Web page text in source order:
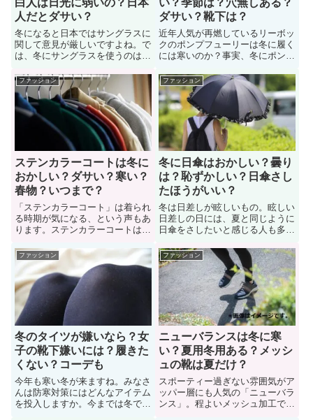
人だとダサい？
冬になると日本ではサングラスに
関して意見が厳しいですよね。で
は、冬にサングラスを使うのは海
ではサングラスは季節関係なくか
けられているイメージがあり、海
外のサングラス事情について知り
たいという人も多い。ここでは、
海外（外国）のサングラス事情に
ついて紹介しています。
ダサい？靴下は？
近年人気が再燃しているリーボッ
クのポンプフューリーは冬に履く
には寒いのか？事実、冬にポンプ
「寒くないか？季節感はおかしく
ないか？」悩んでいる男性も多
い。では、ポンプフューリーは冬
に寒いのか？詳しく見ていきまし
ょう。他にもこのページではコー
ディネートなどについても紹介。
ファッション
ステンカラーコートは冬に
おかしい？ダサい？寒い？
春物？いつまで？
「ステンカラーコート」は着られ
る時期が気になる、という声もあ
ります。ステンカラーコートは冬
コートを着たいけど「おかしい
か？ダサくないか？」悩んでいる
女性も多い。では、ステンカラー
コートは冬に着ることに関して、
色々な人に意見を聞いてみまし
た。また、コーディネートも紹
介。
ファッション
冬に日傘はおかしい？曇り
は？恥ずかしい？日傘さし
たほうがいい？
冬は日差しが眩しいもの。眩しい
日差しの日には、夏と同じように
日傘をさしたいと感じる人も多
かしいのか？冬に日傘をさしたい
けど「おかしくないか？恥ずかし
いか？」周りの人の目が気になる
と悩んでいる人も多い。そこで
「冬に日傘はおかしいのか？」に
関する疑問を解決していこう。
ファッション
冬のタイツが嫌いなら？女
子の靴下嫌いには？履きた
くない？コーデも
今年も寒い冬が来ますね。みなさ
んは防寒対策にはどんなアイテム
を投入しますか。今までは冬でも
ファッション
ニューバランスは冬に寒
い？夏用冬用ある？メッシ
ュの靴は夏だけ？
スポーティー過ぎない雰囲気がア
ッパー層にも人気の「ニューバラ
ンス」。程よいメッシュ加工です